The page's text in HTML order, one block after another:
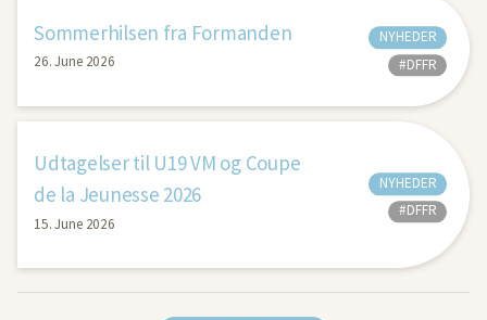
Sommerhilsen fra Formanden
26. June 2026
NYHEDER
#DFFR
Udtagelser til U19 VM og Coupe
de la Jeunesse 2026
15. June 2026
NYHEDER
#DFFR